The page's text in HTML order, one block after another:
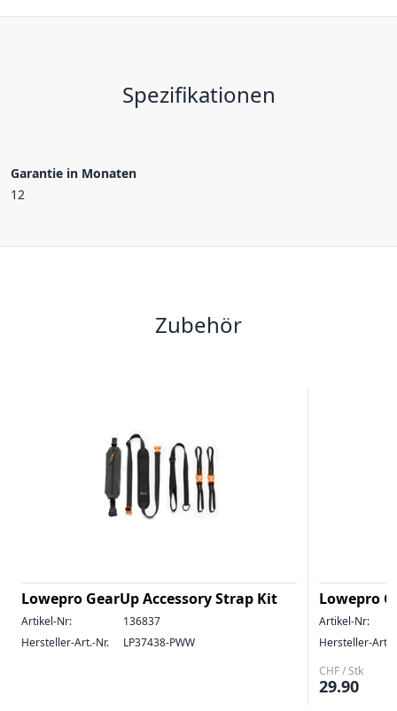
Spezifikationen
Garantie in Monaten
12
Zubehör
Lowepro GearUp Accessory Strap Kit
Artikel-Nr:
136837
Hersteller-Art.-Nr.
LP37438-PWW
Lowepro
Artikel-Nr:
Hersteller-Art.-
CHF / Stk
29.90